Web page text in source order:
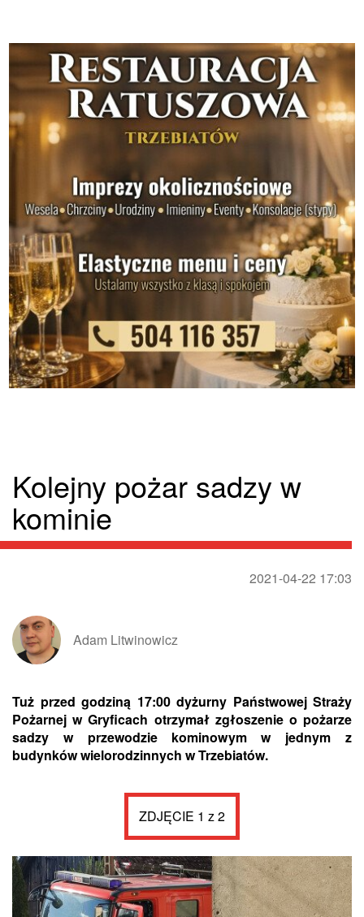
Kolejny pożar sadzy w
kominie
2021-04-22 17:03
Adam Litwinowicz
Tuż przed godziną 17:00 dyżurny Państwowej Straży
Pożarnej w Gryficach otrzymał zgłoszenie o pożarze
sadzy w przewodzie kominowym w jednym z
budynków wielorodzinnych w Trzebiatów.
ZDJĘCIE 1 z 2